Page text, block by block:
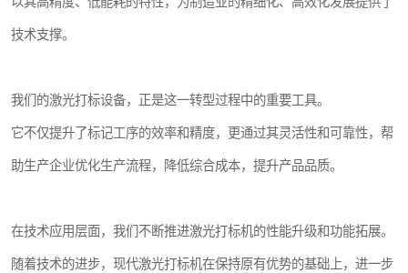
技术支撑。
我们的激光打标设备，正是这一转型过程中的重要工具。
它不仅提升了标记工序的效率和精度，更通过其灵活性和可靠性，帮
助生产企业优化生产流程，降低综合成本，提升产品品质。
在技术应用层面，我们不断推进激光打标机的性能升级和功能拓展。
随着技术的进步，现代激光打标机在保持原有优势的基础上，进一步